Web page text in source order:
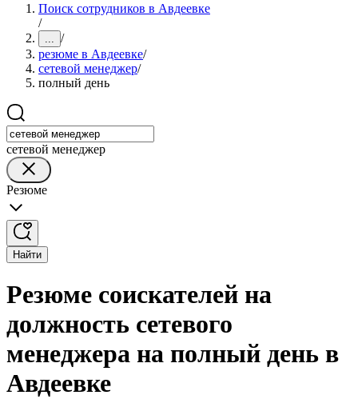
Поиск сотрудников в Авдеевке
/
... /
резюме в Авдеевке/
сетевой менеджер/
полный день
сетевой менеджер
Резюме
Найти
Резюме соискателей на
должность сетевого
менеджера на полный день в
Авдеевке